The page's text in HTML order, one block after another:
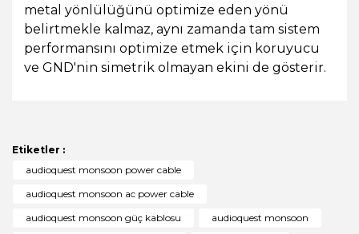
metal yönlülüğünü optimize eden yönü
belirtmekle kalmaz, aynı zamanda tam sistem
performansını optimize etmek için koruyucu
ve GND'nin simetrik olmayan ekini de gösterir.
Yorum Yaz
Ürün açıklamasında eksik bilgiler bulunuyor.
Ürün bilgilerinde hatalar bulunuyor.
Etiketler :
audioquest monsoon power cable
audioquest monsoon ac power cable
audioquest monsoon güç kablosu
audioquest monsoon